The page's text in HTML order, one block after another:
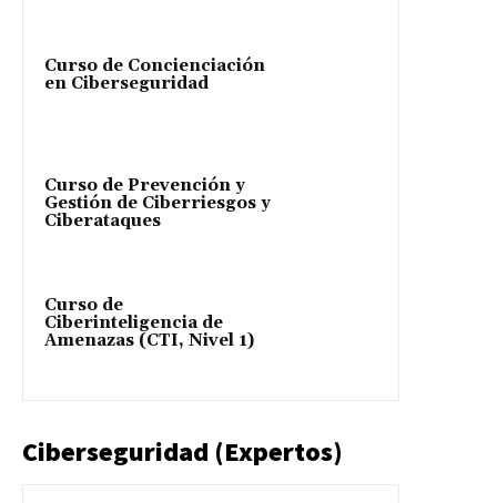
Curso de Concienciación
en Ciberseguridad
Curso de Prevención y
Gestión de Ciberriesgos y
Ciberataques
Curso de
Ciberinteligencia de
Amenazas (CTI, Nivel 1)
Ciberseguridad (Expertos)